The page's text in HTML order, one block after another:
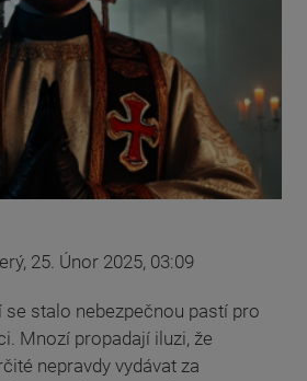
25. Únor 2025, 03:09
stalo nebezpečnou pastí pro
Mnozí propadají iluzi, že
nepravdy vydávat za